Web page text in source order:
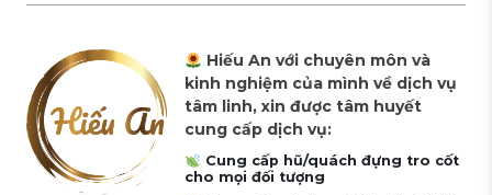
Hiếu An với chuyên môn và
kinh nghiệm của mình về dịch vụ
tâm linh, xin được tâm huyết
cung cấp dịch vụ:
Cung cấp hũ/quách đựng tro cốt
cho mọi đối tượng